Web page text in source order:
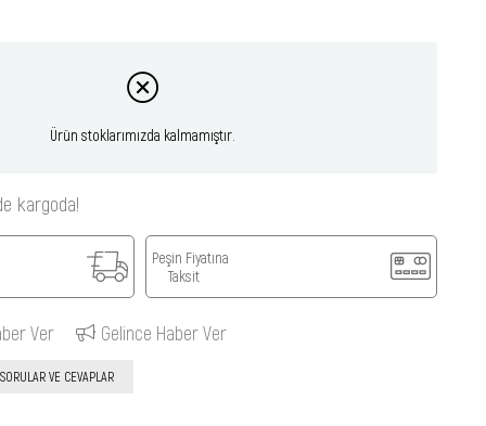
Ürün stoklarımızda kalmamıştır.
kargoda!
Peşin Fiyatına
Taksit
Ver Gelince Haber Ver
SORULAR VE CEVAPLAR